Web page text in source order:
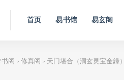
首页 易书馆 易玄阁
书阁 > 修真阁 > 天门堪合（洞玄灵宝金録）